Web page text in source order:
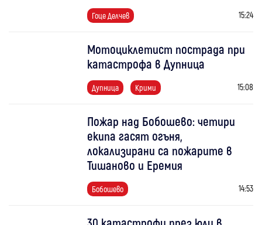
Гоце Делчев 15:24
Мотоциклетист пострада при
катастрофа в Дупница
Дупница Крими 15:08
Пожар над Бобошево: четири
екипа гасят огъня,
локализирани са пожарите в
Тишаново и Еремия
Бобошево 14:53